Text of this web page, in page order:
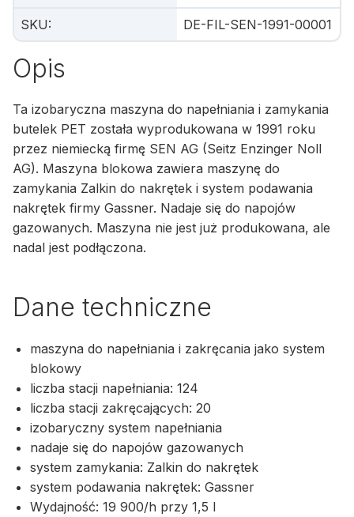
SKU: DE-FIL-SEN-1991-00001
Opis
Ta izobaryczna maszyna do napełniania i zamykania
butelek PET została wyprodukowana w 1991 roku
przez niemiecką firmę SEN AG (Seitz Enzinger Noll
AG). Maszyna blokowa zawiera maszynę do
zamykania Zalkin do nakrętek i system podawania
nakrętek firmy Gassner. Nadaje się do napojów
gazowanych. Maszyna nie jest już produkowana, ale
nadal jest podłączona.
Dane techniczne
maszyna do napełniania i zakręcania jako system
blokowy
liczba stacji napełniania: 124
liczba stacji zakręcających: 20
izobaryczny system napełniania
nadaje się do napojów gazowanych
system zamykania: Zalkin do nakrętek
system podawania nakrętek: Gassner
Wydajność: 19 900/h przy 1,5 l